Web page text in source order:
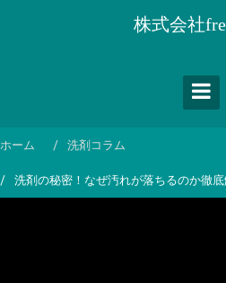
ス
ッ
株式会社
ホーム 洗剤コラム
洗剤の秘密！なぜ汚れが落ちるのか徹